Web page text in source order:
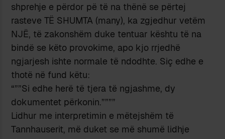
shprehje e përdor pë të na thënë se përtej
rasteve TË SHUMTA (many), ka zgjedhur vetëm
NJË, të zakonshëm duke tentuar kështu të na
bindë se këto provokime, apo kjo rrjedhë
ngjarjesh ishte normale të ndodhte. Siç edhe e
thotë në fund këtu:
“””Si edhe herë të tjera të ngjashme, dy
dokumentet përkonin.””””
Lidhur me interpretimin e mëtejshëm të
Tannhauserit, më duket se më shumë lidhje